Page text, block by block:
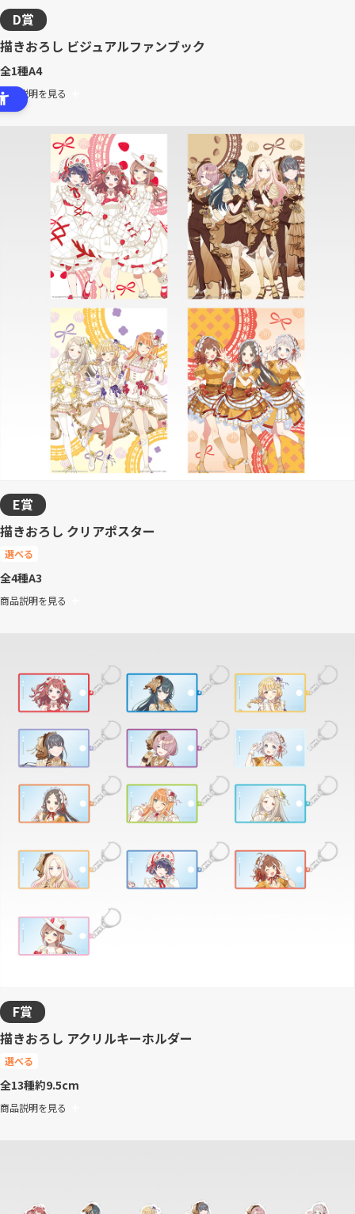
D賞
描きおろし ビジュアルファンブック
全1種A4
商品説明を見る
E賞
描きおろし クリアポスター
選べる
全4種A3
商品説明を見る
F賞
描きおろし アクリルキーホルダー
選べる
全13種約9.5cm
商品説明を見る